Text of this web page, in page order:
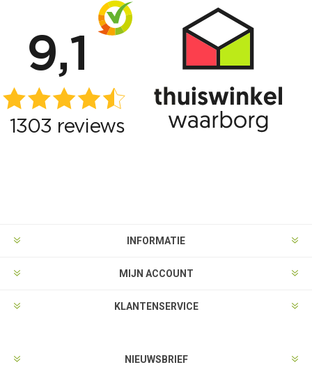
INFORMATIE
MIJN ACCOUNT
KLANTENSERVICE
NIEUWSBRIEF